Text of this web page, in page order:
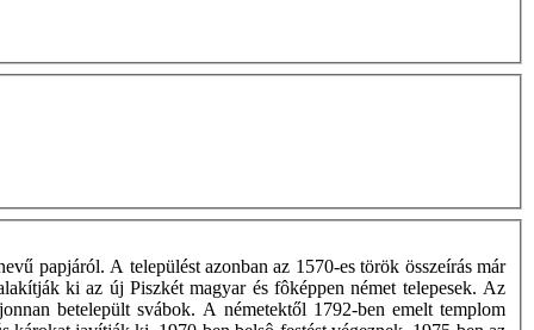
papjáról. A települést azonban az 1570-es török összeírás már
ki az új Piszkét magyar és fôképpen német telepesek. Az
betelepült svábok. A németektől 1792-ben emelt templom